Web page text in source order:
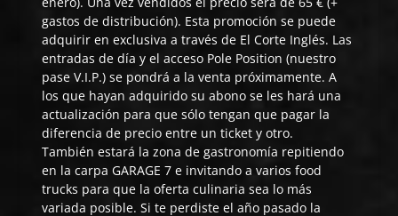
gastos de distribución). Esta promoción se puede
adquirir en exclusiva a través de El Corte Inglés. Las
entradas de día y el acceso Pole Position (nuestro
pase V.I.P.) se pondrá a la venta próximamente. A
los que hayan adquirido su abono se les hará una
actualización para que sólo tengan que pagar la
diferencia de precio entre un ticket y otro.
También estará la zona de gastronomía repitiendo
en la carpa GARAGE 7 e invitando a varios food
trucks para que la oferta culinaria sea lo más
variada posible. Si te perdiste el año pasado la